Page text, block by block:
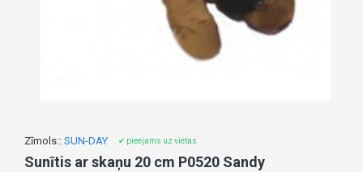
Zīmols:: SUN-DAY ✔ pieejams uz vietas
Sunītis ar skaņu 20 cm P0520 Sandy